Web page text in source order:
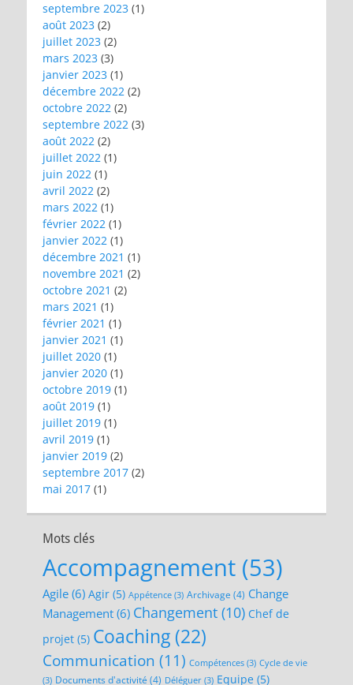
septembre 2023 (1)
août 2023 (2)
juillet 2023 (2)
mars 2023 (3)
janvier 2023 (1)
décembre 2022 (2)
octobre 2022 (2)
septembre 2022 (3)
août 2022 (2)
juillet 2022 (1)
juin 2022 (1)
avril 2022 (2)
mars 2022 (1)
février 2022 (1)
janvier 2022 (1)
décembre 2021 (1)
novembre 2021 (2)
octobre 2021 (2)
mars 2021 (1)
février 2021 (1)
janvier 2021 (1)
juillet 2020 (1)
janvier 2020 (1)
octobre 2019 (1)
août 2019 (1)
juillet 2019 (1)
avril 2019 (1)
janvier 2019 (2)
septembre 2017 (2)
mai 2017 (1)
Mots clés
Accompagnement (53)
Agile (6) Agir (5) Appétence (3) Archivage (4) Change
Management (6) Changement (10) Chef de
projet (5) Coaching (22)
Communication (11) Compétences (3) Cycle de vie
(3) Documents d'activité (4) Déléguer (3) Equipe (5)